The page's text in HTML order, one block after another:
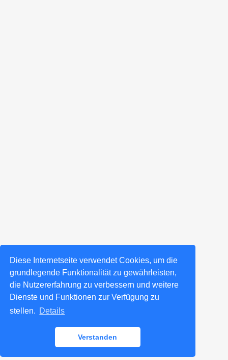
Diese Internetseite verwendet Cookies, um die
grundlegende Funktionalität zu gewährleisten,
die Nutzererfahrung zu verbessern und weitere
Dienste und Funktionen zur Verfügung zu
stellen. Details
Verstanden